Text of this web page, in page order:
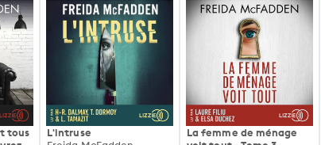
tous
L'intruse
La femme de ménage